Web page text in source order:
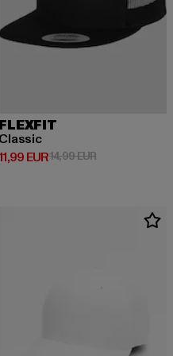
EUR
FLEXFIT
Classic
EUR Preis: 11,99 EUR
14,99 EURAktionspreis: